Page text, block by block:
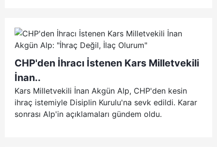
CHP'den İhracı İstenen Kars Milletvekili
İnan..
Kars Milletvekili İnan Akgün Alp, CHP'den kesin
ihraç istemiyle Disiplin Kurulu'na sevk edildi. Karar
sonrası Alp'in açıklamaları gündem oldu.